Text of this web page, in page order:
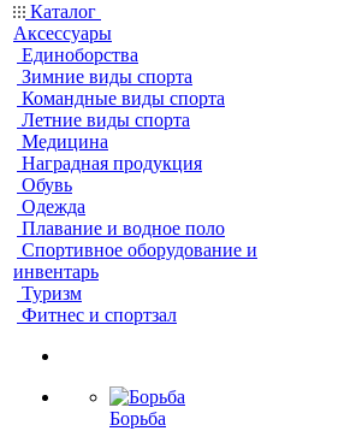
Каталог
Аксессуары
Единоборства
Зимние виды спорта
Командные виды спорта
Летние виды спорта
Медицина
Наградная продукция
Обувь
Одежда
Плавание и водное поло
Спортивное оборудование и
инвентарь
Туризм
Фитнес и спортзал
Борьба